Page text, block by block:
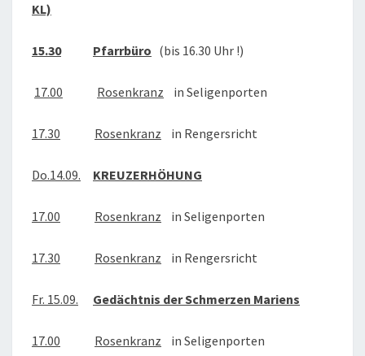
KL)
15.30 Pfarrbüro (bis 16.30 Uhr !)
17.00 Rosenkranz in Seligenporten
17.30 Rosenkranz in Rengersricht
Do.14.09. KREUZERHÖHUNG
17.00 Rosenkranz in Seligenporten
17.30 Rosenkranz in Rengersricht
Fr. 15.09. Gedächtnis der Schmerzen Mariens
17.00 Rosenkranz in Seligenporten